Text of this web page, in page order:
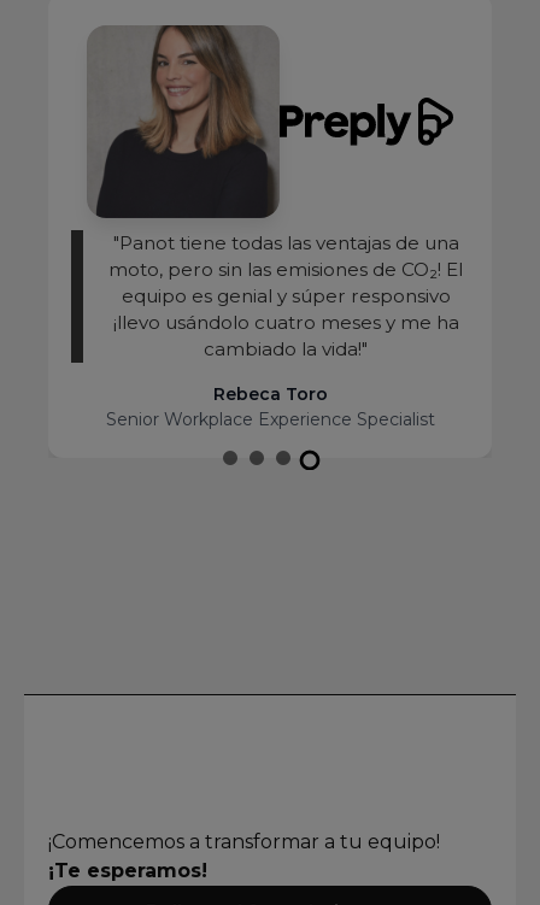
"Panot tiene todas las ventajas de una
moto, pero sin las emisiones de CO₂! El
equipo es genial y súper responsivo
¡llevo usándolo cuatro meses y me ha
cambiado la vida!"
Rebeca Toro
Senior Workplace Experience Specialist
¡Comencemos a transformar a tu equipo!
¡Te esperamos!